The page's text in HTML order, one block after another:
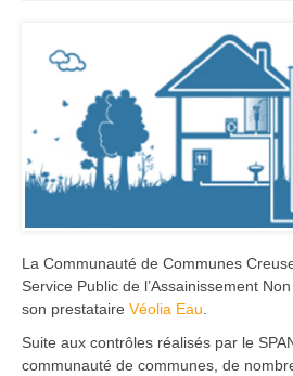
La Communauté de Communes
Service Public de l’Assainissement
son prestataire Véolia Eau.
Suite aux contrôles réalisés par le
communauté de communes, de